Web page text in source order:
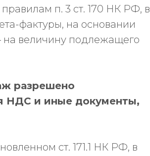
п. 3 ст. 170 НК РФ, в
фактуры, на основании
на величину подлежащего
разрешено
НДС и иные документы,
ст. 171.1 НК РФ, в